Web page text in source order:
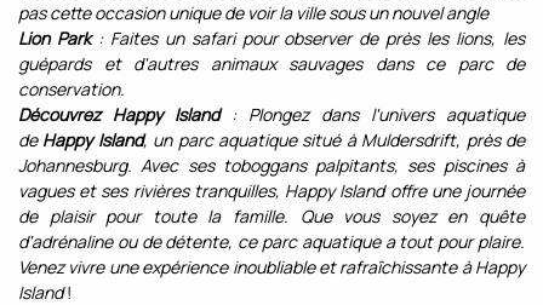
pas cette occasion unique de voir la ville sous un nouvel angle
Lion Park: Faites un safari pour observer de près les lions, les
guépards et d'autres animaux sauvages dans ce parc de
conservation.
Découvrez Happy Island: Plongez dans l'univers aquatique
de Happy Island, un parc aquatique situé à Muldersdrift, près de
Johannesburg. Avec ses toboggans palpitants, ses piscines à
vagues et ses rivières tranquilles, Happy Island offre une journée
de plaisir pour toute la famille. Que vous soyez en quête
d'adrénaline ou de détente, ce parc aquatique a tout pour plaire.
Venez vivre une expérience inoubliable et rafraîchissante à Happy
Island!